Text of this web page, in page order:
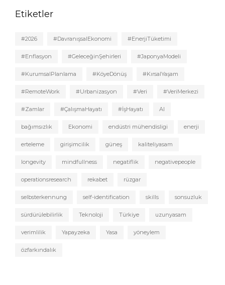
Etiketler
#2026 #DavranışsalEkonomi #EnerjiTüketimi
#Enflasyon #GeleceğinŞehirleri #JaponyaModeli
#KurumsalPlanlama #KöyeDönüş #KırsalYaşam
#RemoteWork #Urbanizasyon #Veri #VeriMerkezi
#Zamlar #ÇalışmaHayatı #İşHayatı AI
bağımsızlık Ekonomi endüstri mühendisligi enerji
erteleme girişimcilik güneş kaliteliyasam
longevity mindfullness negatiflik negativepeople
operationsresearch rekabet rüzgar
selbsterkennung self-identification skills sonsuzluk
sürdürülebilirlik Teknoloji Türkiye uzunyasam
verimlilik Yapayzeka Yasa yöneylem
özfarkındalık